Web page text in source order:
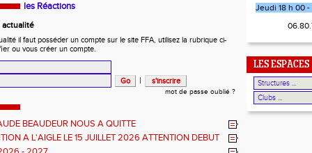
les Réactions
actualité
il faut posséder un compte sur le site FFA, utilisez la rubrique ci-
ou vous créer un compte.
|
mot de passe oublié ?
BEAUDEUR NOUS A QUITTE
A L'AIGLE LE 15 JUILLET 2026 ATTENTION DEBUT
REPORTE A 20 H 45
Jeudi 18 h 00 -
LES ESPACES